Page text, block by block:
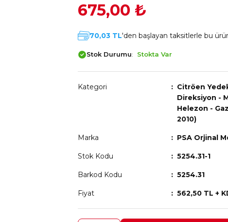
675,00 ₺
70,03 TL'den başlayan taksitlerle bu
Stok Durumu Stokta Var
Kategori Citröen
Direksiyon -
Helezon -
2010)
Marka PSA Orjinal
Stok Kodu 5254.31-1
Barkod Kodu 5254.31
Fiyat 562,50 TL +